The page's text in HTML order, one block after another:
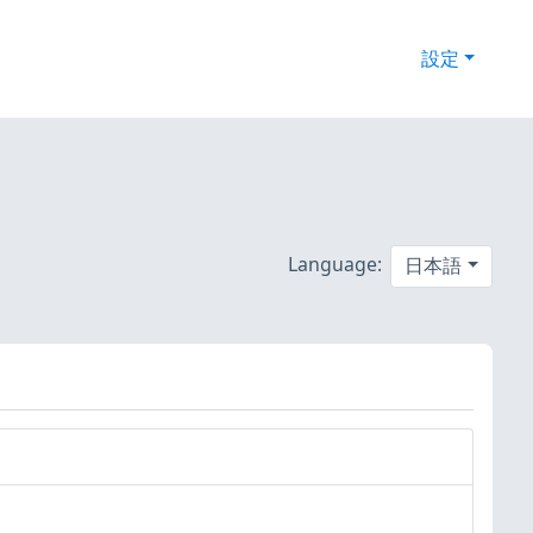
設定
Language: 日本語